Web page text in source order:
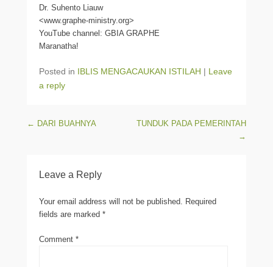
Dr. Suhento Liauw
<www.graphe-ministry.org>
YouTube channel: GBIA GRAPHE
Maranatha!
Posted in IBLIS MENGACAUKAN ISTILAH | Leave
a reply
Post navigation
← DARI BUAHNYA
TUNDUK PADA PEMERINTAH
→
Leave a Reply
Your email address will not be published. Required
fields are marked *
Comment *